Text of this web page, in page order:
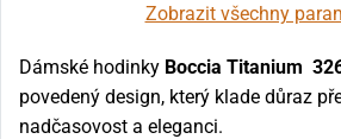
Zobrazit všechny
Dámské hodinky Boccia Titanium
povedený design, který klade důraz
nadčasovost a eleganci.